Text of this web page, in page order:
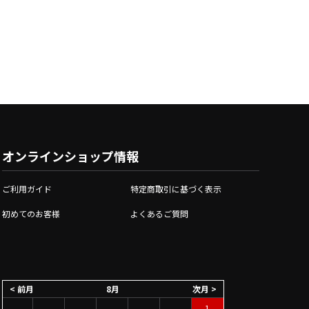
オンラインショップ情報
ご利用ガイド 特定商取引に基づく表示
初めてのお客様 よくあるご質問
8月
< 前月
次月 >